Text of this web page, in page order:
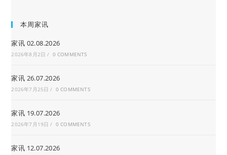
本周家讯
家讯 02.08.2026
2026年8月2日 / 0 COMMENTS
家讯 26.07.2026
2026年7月25日 / 0 COMMENTS
家讯 19.07.2026
2026年7月19日 / 0 COMMENTS
家讯 12.07.2026